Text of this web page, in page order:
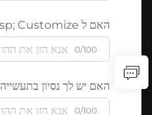
האם ל tbsp; Customize
0/100
האם יש לך נסיון בתעשייה
0/100